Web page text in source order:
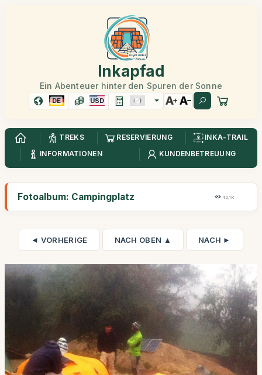
Inkapfad
Ein Abenteuer hinter den Spuren der Sonne
DE USD
TREKS RESERVIERUNG
INKA-TRAIL
INFORMATIONEN
KUNDENBETREUUNG
Fotoalbum: Campingplatz 42,1K
◄ VORHERIGE NACH OBEN ▲ NACH ►